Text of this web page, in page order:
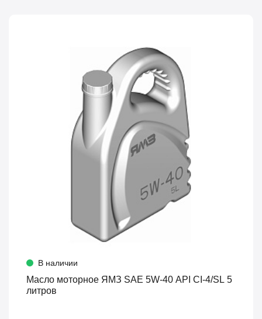
В наличии
Масло моторное ЯМЗ SAE 5W-40 API CI-4/SL 5
литров